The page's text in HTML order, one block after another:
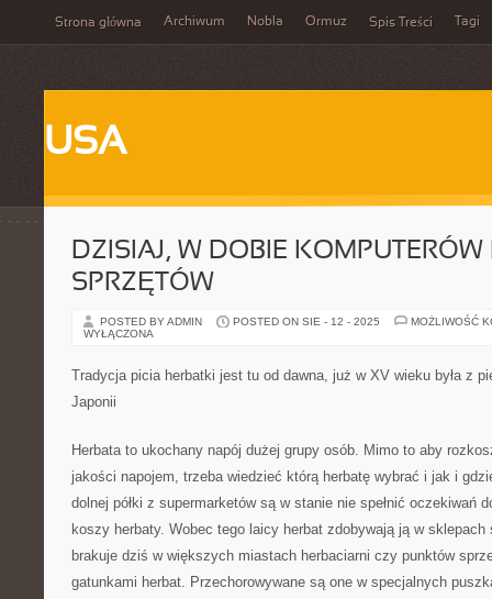
Strona główna Archiwum Nobla Ormuz Spis Treści Tagi
USA
DZISIAJ, W DOBIE
SPRZĘTÓW
POSTED BY ADMIN POSTED ON SIE - 12 - 2025
MOŻLIWOŚĆ
WYŁĄCZONA
Tradycja picia herbatki jest tu od dawna, już w XV wieku była z
Japonii
Herbata to ukochany napój dużej grupy osób. Mimo to aby
jakości napojem, trzeba wiedzieć którą herbatę wybrać i jak i
dolnej półki z supermarketów są w stanie nie spełnić oczekiwań
koszy herbaty. Wobec tego laicy herbat zdobywają ją w
brakuje dziś w większych miastach herbaciarni czy punktów
gatunkami herbat. Przechorowywane są one w specjalnych